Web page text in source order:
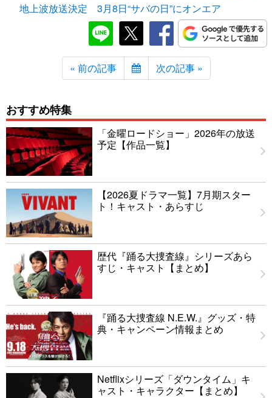
地上波放送決定 3月8日“サバの日”にオンエア
« 前の記事 次の記事 »
おすすめ特集
「金曜ロードショー」2026年の放送
予定【作品一覧】
【2026夏ドラマ一覧】7月期スター
ト！キャスト・あらすじ
歴代『踊る大捜査線』シリーズあら
すじ・キャスト【まとめ】
『踊る大捜査線 N.E.W.』グッズ・特
典・キャンペーン情報まとめ
Netflixシリーズ「ダウンタイム」キ
ャスト・キャラクター【まとめ】